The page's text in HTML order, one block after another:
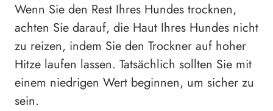
Wenn Sie den Rest Ihres Hundes trocknen,
achten Sie darauf, die Haut Ihres Hundes nicht
zu reizen, indem Sie den Trockner auf hoher
Hitze laufen lassen. Tatsächlich sollten Sie mit
einem niedrigen Wert beginnen, um sicher zu
sein.